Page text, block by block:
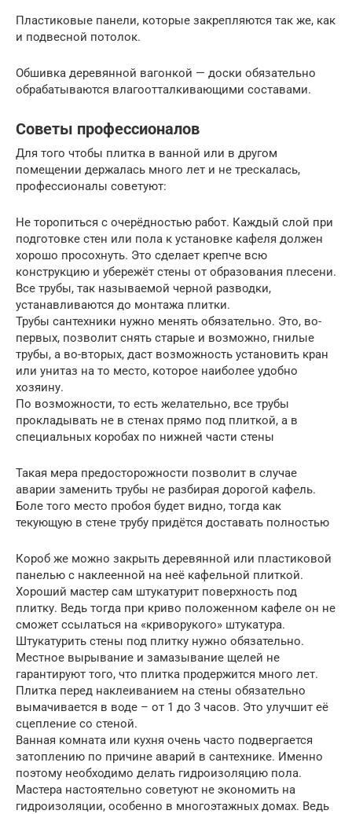
Пластиковые панели, которые закрепляются так же, как
и подвесной потолок.
Обшивка деревянной вагонкой — доски обязательно
обрабатываются влагоотталкивающими составами.
Советы профессионалов
Для того чтобы плитка в ванной или в другом
помещении держалась много лет и не трескалась,
профессионалы советуют:
Не торопиться с очерёдностью работ. Каждый слой при
подготовке стен или пола к установке кафеля должен
хорошо просохнуть. Это сделает крепче всю
конструкцию и убережёт стены от образования плесени.
Все трубы, так называемой черной разводки,
устанавливаются до монтажа плитки.
Трубы сантехники нужно менять обязательно. Это, во-
первых, позволит снять старые и возможно, гнилые
трубы, а во-вторых, даст возможность установить кран
или унитаз на то место, которое наиболее удобно
хозяину.
По возможности, то есть желательно, все трубы
прокладывать не в стенах прямо под плиткой, а в
специальных коробах по нижней части стены
Такая мера предосторожности позволит в случае
аварии заменить трубы не разбирая дорогой кафель.
Боле того место пробоя будет видно, тогда как
текующую в стене трубу придётся доставать полностью
Короб же можно закрыть деревянной или пластиковой
панелью с наклеенной на неё кафельной плиткой.
Хороший мастер сам штукатурит поверхность под
плитку. Ведь тогда при криво положенном кафеле он не
сможет ссылаться на «криворукого» штукатура.
Штукатурить стены под плитку нужно обязательно.
Местное вырывание и замазывание щелей не
гарантируют того, что плитка продержится много лет.
Плитка перед наклеиванием на стены обязательно
вымачивается в воде – от 1 до 3 часов. Это улучшит её
сцепление со стеной.
Ванная комната или кухня очень часто подвергается
затоплению по причине аварий в сантехнике. Именно
поэтому необходимо делать гидроизоляцию пола.
Мастера настоятельно советуют не экономить на
гидроизоляции, особенно в многоэтажных домах. Ведь